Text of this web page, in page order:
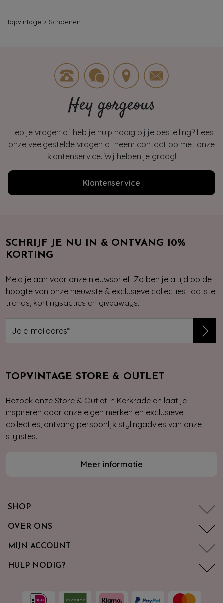
Topvintage > Schoenen
Hey gorgeous
Heb je vragen of heb je hulp nodig bij je bestelling? Lees
onze veelgestelde vragen of neem contact op met onze
klantenservice. Wij helpen je graag!
Klantenservice
SCHRIJF JE NU IN & ONTVANG 10%
KORTING
Meld je aan voor onze nieuwsbrief. Zo ben je altijd op de
hoogte van onze nieuwste & exclusieve collecties, laatste
trends, kortingsacties en giveaways.
TOPVINTAGE STORE & OUTLET
Bezoek onze Store & Outlet in Kerkrade en laat je
inspireren door onze eigen merken en exclusieve
collecties, ontvang persoonlijk stylingadvies van onze
stylistes.
Meer informatie
SHOP
OVER ONS
MIJN ACCOUNT
HULP NODIG?